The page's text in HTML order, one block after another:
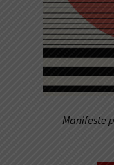
Manifeste